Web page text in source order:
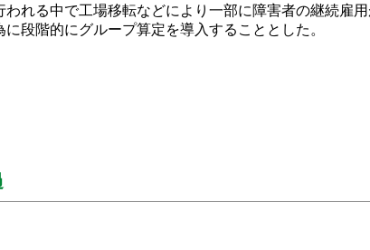
れる中で工場移転などにより一部に障害者の継続雇
段階的にグループ算定を導入することとした。